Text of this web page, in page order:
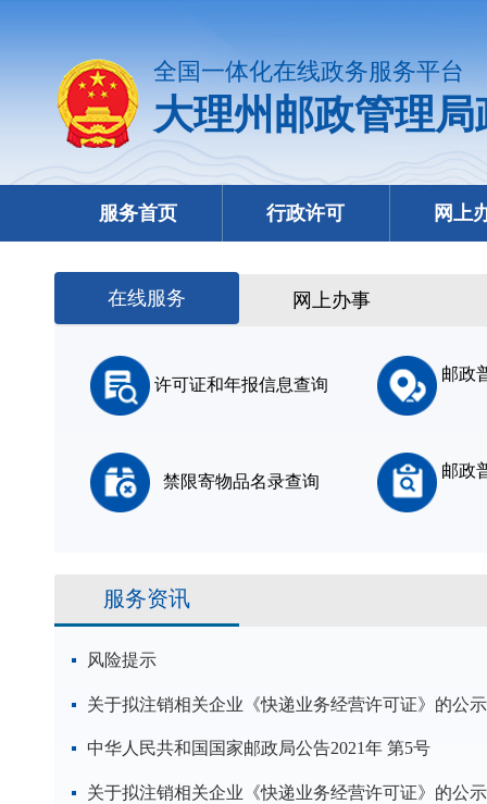
全国一体化在线政务服务平台
大理州邮政管理
服务首页 行政许可 网上
在线服务 网上办事
许可证和年报信息查询
邮政
禁限寄物品名录查询
邮政
服务资讯
风险提示
关于拟注销相关企业《快递业务经营许可证》的公示
中华人民共和国国家邮政局公告2021年 第5号
关于拟注销相关企业《快递业务经营许可证》的公示